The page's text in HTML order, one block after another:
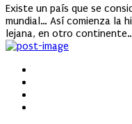
Existe un país que se
mundial… Así comienza la
lejana, en otro